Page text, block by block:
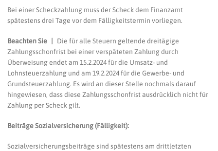
Bei einer Scheckzahlung muss der Scheck dem Finanzamt
spätestens drei Tage vor dem Fälligkeitstermin vorliegen.
Beachten Sie | Die für alle Steuern geltende dreitägige
Zahlungsschonfrist bei einer verspäteten Zahlung durch
Überweisung endet am 15.2.2024 für die Umsatz- und
Lohnsteuerzahlung und am 19.2.2024 für die Gewerbe- und
Grundsteuerzahlung. Es wird an dieser Stelle nochmals darauf
hingewiesen, dass diese Zahlungsschonfrist ausdrücklich nicht für
Zahlung per Scheck gilt.
Beiträge Sozialversicherung (Fälligkeit):
Sozialversicherungsbeiträge sind spätestens am drittletzten